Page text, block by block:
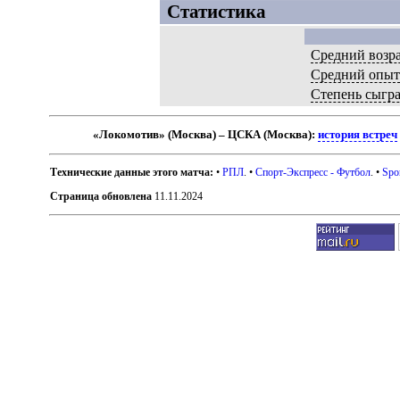
Статистика
Средний
Средний опыт
Степень
«Локомотив» (Москва) – ЦСКА (Москва):история встреч
Технические данные этого матча: •РПЛ . •Спорт-Экспресс - Футбол . •
Страница обновлена 11.11.2024